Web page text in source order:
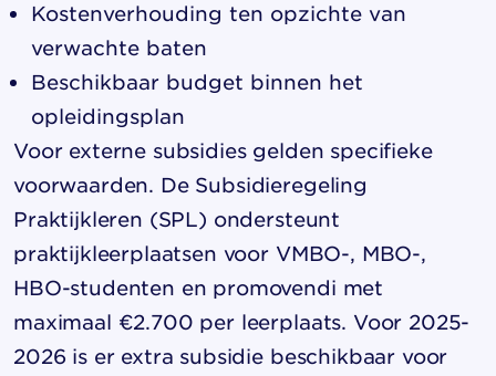
Kostenverhouding ten opzichte van
verwachte baten
Beschikbaar budget binnen het
opleidingsplan
Voor externe subsidies gelden specifieke
voorwaarden. De Subsidieregeling
Praktijkleren (SPL) ondersteunt
praktijkleerplaatsen voor VMBO-, MBO-,
HBO-studenten en promovendi met
maximaal €2.700 per leerplaats. Voor 2025-
2026 is er extra subsidie beschikbaar voor